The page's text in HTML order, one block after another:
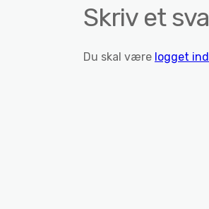
Skriv et
Du skal være logget ind